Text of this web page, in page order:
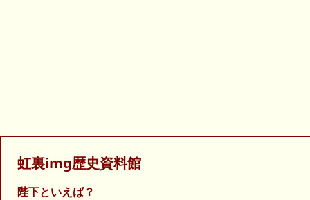
虹裏img歴史資料館
陛下といえば？